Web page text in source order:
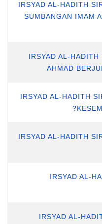
IRSYAD AL-HADITH
SUMBANGAN IMAM
IRSYAD AL-
AHMAD
IRSYAD AL-HADITH
IRSYAD AL-HADITH
IRSYAD AL-
IRSYAD AL-